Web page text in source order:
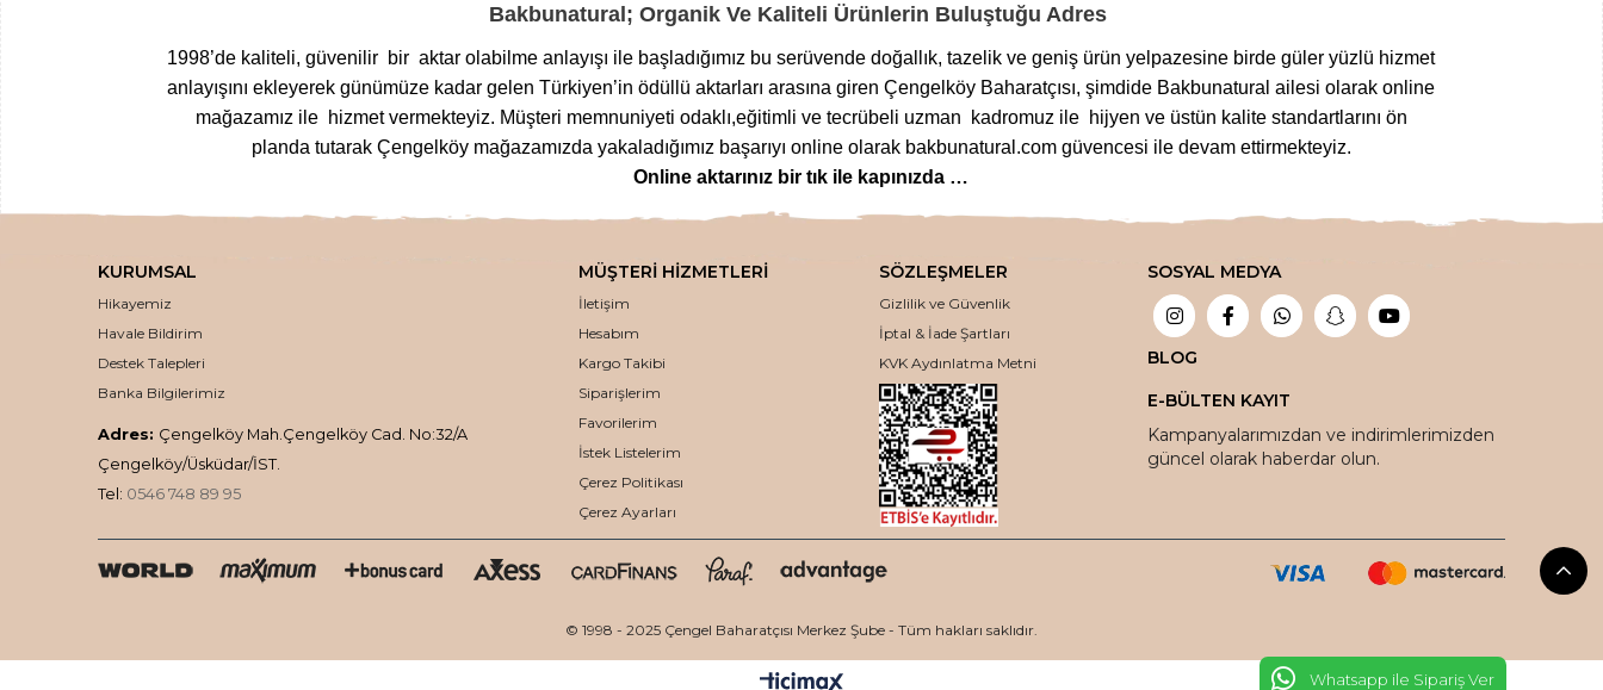
Whatsapp ile Sipariş Ver
Bakbunatural; Organik Ve Kaliteli Ürünlerin Buluştuğu Adres
1998’de kaliteli, güvenilir bir aktar olabilme anlayışı ile başladığımız bu serüvende doğallık, tazelik ve geniş ürün yelpazesine birde güler yüzlü hizmet
anlayışını ekleyerek günümüze kadar gelen Türkiyen’in ödüllü aktarları arasına giren Çengelköy Baharatçısı, şimdide Bakbunatural ailesi olarak online
mağazamız ile hizmet vermekteyiz. Müşteri memnuniyeti odaklı,eğitimli ve tecrübeli uzman kadromuz ile hijyen ve üstün kalite standartlarını ön
planda tutarak Çengelköy mağazamızda yakaladığımız başarıyı online olarak bakbunatural.com güvencesi ile devam ettirmekteyiz.
Online aktarınız bir tık ile kapınızda …
Yöresel gıdalardan, zamanında toplananbitkilere,arı ürünlerinden,baharat çeşitlerine,glutensiz gıdalardan,taptaze kuruyemişlere,
,inceltici doğal kozmetik ürünlerinden , tütsü buhurdanlık çeşitlerine
kadar bir aktarda aradığınız tüm şifalı ürünleri en
doğal ve en taze haliyle kaliteden ödün vermeden bakbunatural.com web sayfamızdan uygun fiyatlar ile sipariş edebilirsiniz.
Kaliteli ve en uygun fiyatlar ile avantaj sağlıyoruz.
Üstelik ücretsiz kargo seçeneği, kampanya ve indirim fırsatlarımız ile alışverişinizi avantaja dönüştürüyoruz.
Aynı Gün Kargoya Teslim Ediyoruz
Tüm siparişlerinizi kargo çalışma saatlerine göre aynı gün özenle paketleyip kargoya teslim ediyoruz
Keyifli Alışverişler Dileriz.
“Bakbunatural – Çengelköy Baharatçısı”
KURUMSAL
Hikayemiz
Havale Bildirim
Destek Talepleri
Banka Bilgilerimiz
Adres: Çengelköy Mah.Çengelköy Cad. No:32/A
Çengelköy/Üsküdar/İST.
Tel: 0546 748 89 95
MÜŞTERİ HİZMETLERİ
İletişim
Hesabım
Kargo Takibi
Siparişlerim
Favorilerim
İstek Listelerim
Çerez Politikası
Çerez Ayarları
SÖZLEŞMELER
Gizlilik ve Güvenlik
İptal & İade Şartları
KVK Aydınlatma Metni
SOSYAL MEDYA
BLOG
E-BÜLTEN KAYIT
Kampanyalarımızdan ve indirimlerimizden
güncel olarak haberdar olun.
© 1998 - 2025 Çengel Baharatçısı Merkez Şube - Tüm hakları saklıdır.